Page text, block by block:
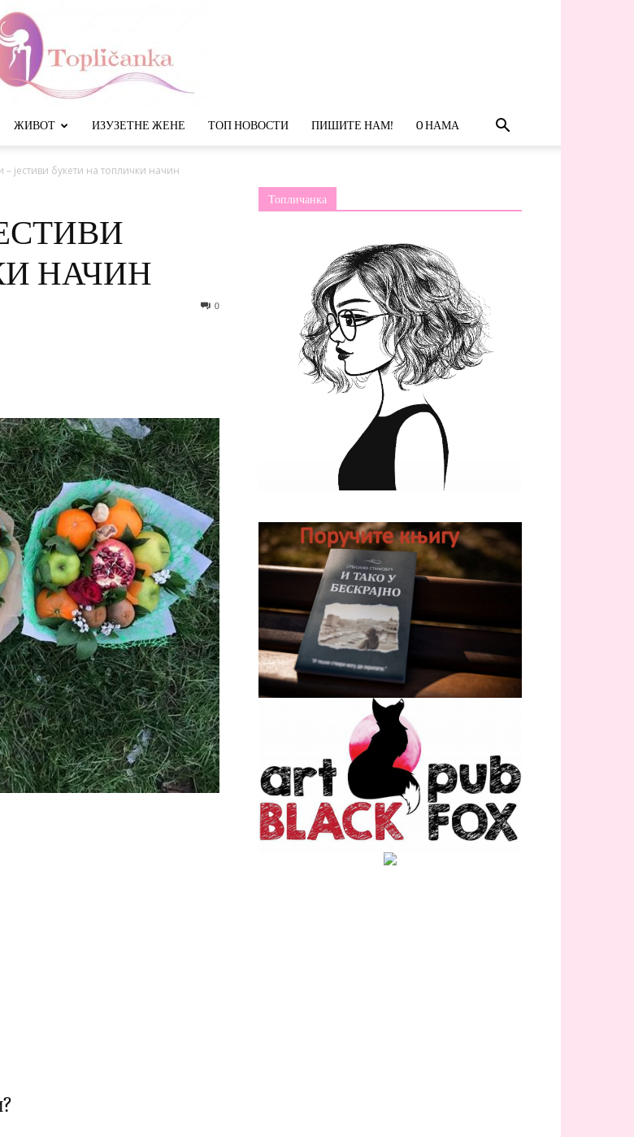
ЖИВОТ ИЗУЗЕТНЕ ЖЕНЕ ТОП НОВОСТИ ПИШИТЕ НАМ! O НАМА
– јестиви букети на топлички начин
НАЧИН
0
Топличанка